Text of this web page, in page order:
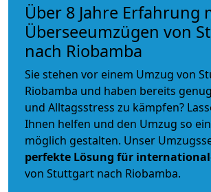
Über 8 Jahre Erfahrung
Überseeumzügen von
nach Riobamba
Sie stehen vor einem Umzug von
Riobamba und haben bereits
und Alltagsstress zu kämpfen?
Ihnen helfen und den Umzug so
möglich gestalten. Unser
perfekte Lösung für
von Stuttgart nach Riobamba.